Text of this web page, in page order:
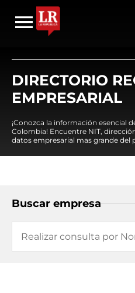
DIRECTORIO
EMPRESARIAL
¡Conozca la información esencial
Colombia! Encuentre NIT,
datos empresarial mas grande del
Buscar empresa